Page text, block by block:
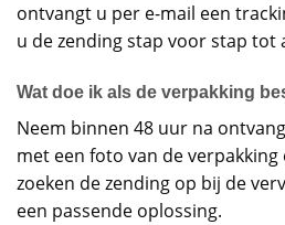
ontvangt u per e-mail een
u de zending stap voor stap tot
Wat doe ik als de verpakking
Neem binnen 48 uur na
met een foto van de verpakking
zoeken de zending op bij de
een passende oplossing.